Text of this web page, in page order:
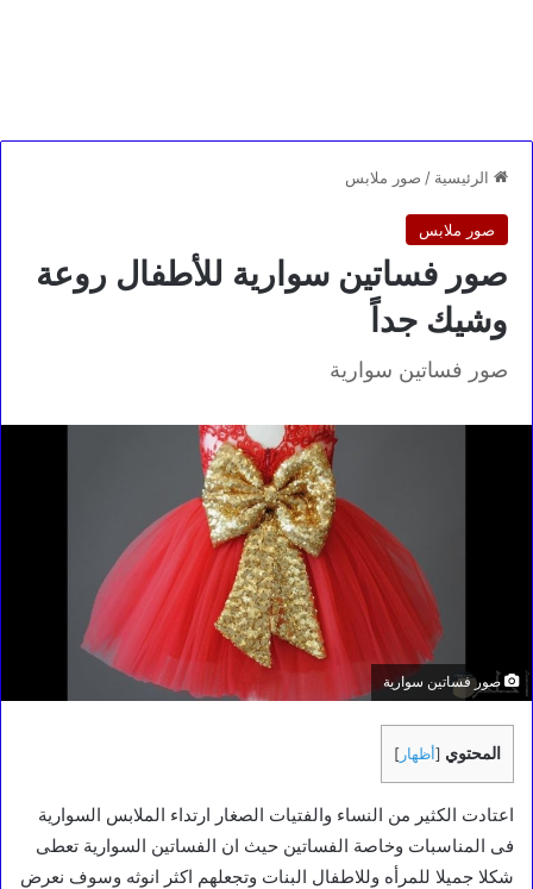
الرئيسية / صور ملابس
صور ملابس
صور فساتين سوارية للأطفال روعة
وشيك جداً
صور فساتين سوارية
صور فساتين سوارية
المحتوي [أظهار ]
اعتادت الكثير من النساء والفتيات الصغار ارتداء الملابس السوارية
فى المناسبات وخاصة الفساتين حيث ان الفساتين السوارية تعطى
شكلا جميلا للمرأه وللاطفال البنات وتجعلهم اكثر انوثه وسوف نعرض